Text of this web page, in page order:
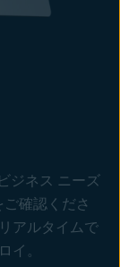
ジネス ニーズ
確認くださ
アルタイムで
イ。